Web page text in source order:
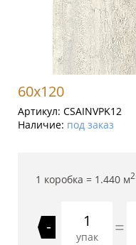
60x120
Артикул: CSAINVPK12
Наличие: под заказ
1 коробка = 1.440 м2
-
упак =